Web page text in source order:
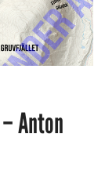
Anton